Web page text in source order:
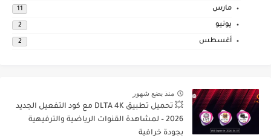
مارس 11
يونيو 2
أغسطس 2
منذ بضع شهور
💥 تحميل تطبيق DLTA 4K مع كود التفعيل الجديد
2026 – لمشاهدة القنوات الرياضية والترفيهية
بجودة خرافية